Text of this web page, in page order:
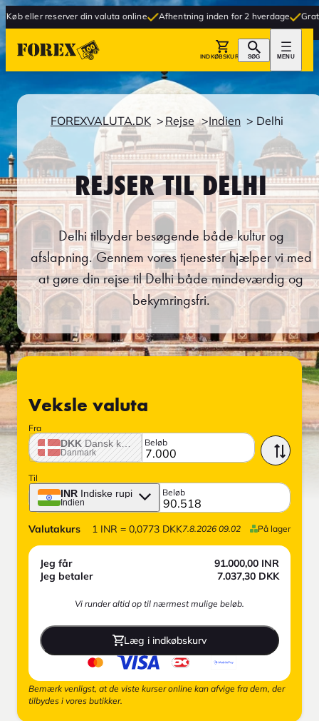
din valuta online Afhentning inden for 2 hverdage Gratis levering til
INDKØBSKURV SØG MENU
FOREXVALUTA.DK Rejse Indien Delhi
REJSER TIL DELHI
Delhi tilbyder besøgende både kultur og
afslapning. Gennem vores tjenester hjælper vi med
at gøre din rejse til Delhi både mindeværdig og
bekymringsfri.
Veksle valuta
Fra
DKK Dansk krone
Danmark
Beløb
Til
INR Indiske rupi
Indien
Beløb
Valutakurs 1 INR = 0,0773 DKK7.8.2026 09.02 På lager
Jeg får 91.000,00 INR
Jeg betaler
7.037,30 DKK
Vi runder altid op til nærmest mulige beløb.
Læg i indkøbskurv
Bemærk venligst, at de viste kurser online kan afvige fra dem, der
tilbydes i vores butikker.